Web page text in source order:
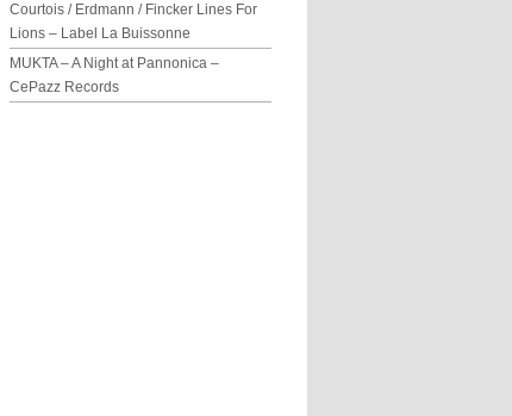
Courtois / Erdmann / Fincker Lines For
Lions – Label La Buissonne
MUKTA – A Night at Pannonica –
CePazz Records